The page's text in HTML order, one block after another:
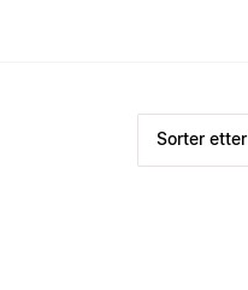
Sorter etter